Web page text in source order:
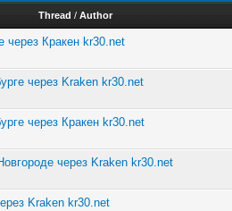
Thread / Author
Кракен kr30.net
через Kraken kr30.net
через Кракен kr30.net
через Kraken kr30.net
Kraken kr30.net